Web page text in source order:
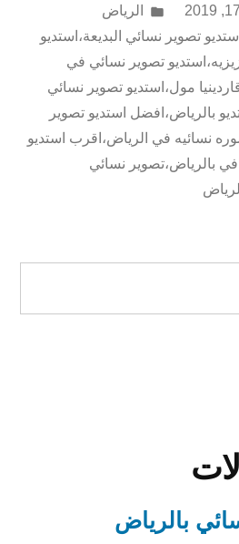
نُشر
في
الرياض
استديو تصوير نسائي البديعة، استديو
، استديو تصوير نسائي في
مول، استديو تصوير نسائي
بالرياض، افضل استديو تصوير
نسائيه في الرياض، اقرب استديو
بالرياض،تصوير نسائي
بالرياض